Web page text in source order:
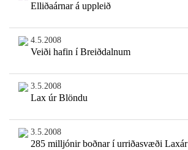
Elliðaárnar á uppleið
4.5.2008
Veiði hafin í Breiðdalnum
3.5.2008
Lax úr Blöndu
3.5.2008
285 milljónir boðnar í urriðasvæði Laxár